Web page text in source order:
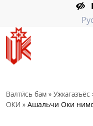
Валтӥсь бам » Ужкагазъёс
ОКИ » Ашальчи Оки